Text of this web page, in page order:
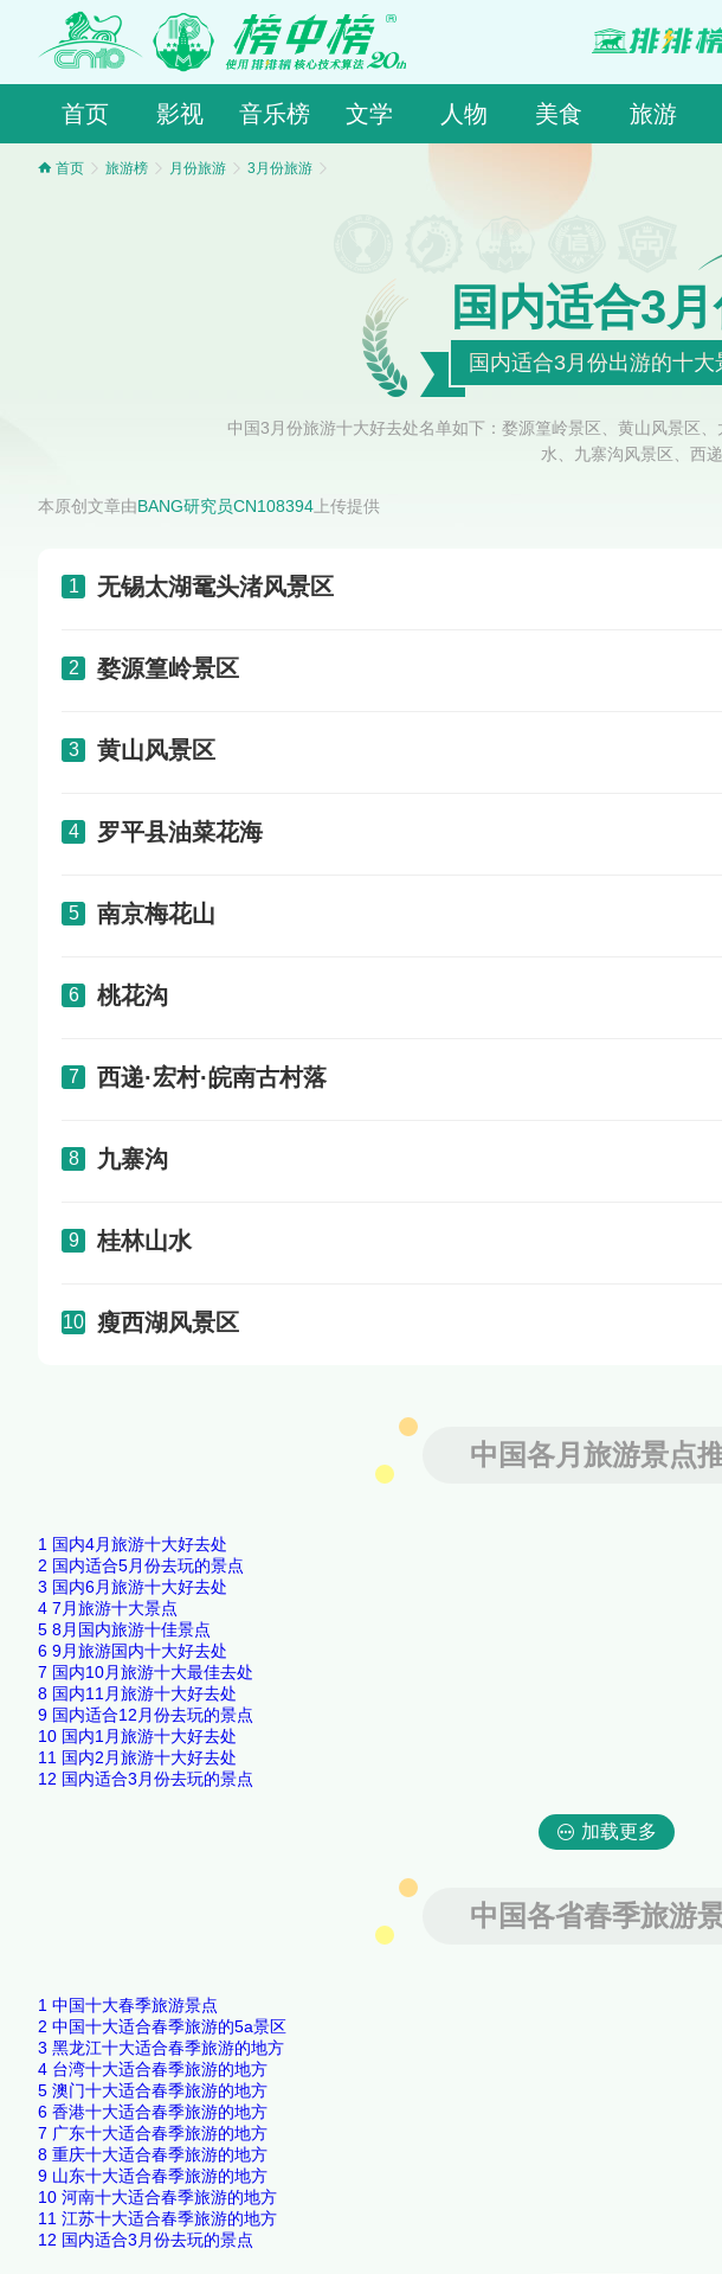
首页 影视 音乐榜 文学 人物 美食 旅游
首页 旅游榜 月份旅游 3月份旅游
国内适合3
国内适合3月份出游的十
中国3月份旅游十大好去处名单如下：婺源篁岭景区、黄山风景区
水、九寨沟风景区、西
本原创文章由BANG研究员CN108394上传提供
1 无锡太湖鼋头渚风景区
2 婺源篁岭景区
3 黄山风景区
4 罗平县油菜花海
5 南京梅花山
6 桃花沟
7 西递·宏村·皖南古村落
8 九寨沟
9 桂林山水
10 瘦西湖风景区
中国各月旅游景点
1 国内4月旅游十大好去处
2 国内适合5月份去玩的景点
3 国内6月旅游十大好去处
4 7月旅游十大景点
5 8月国内旅游十佳景点
6 9月旅游国内十大好去处
7 国内10月旅游十大最佳去处
8 国内11月旅游十大好去处
9 国内适合12月份去玩的景点
10 国内1月旅游十大好去处
11 国内2月旅游十大好去处
12 国内适合3月份去玩的景点
加载更多
中国各省春季旅游
1 中国十大春季旅游景点
2 中国十大适合春季旅游的5a景区
3 黑龙江十大适合春季旅游的地方
4 台湾十大适合春季旅游的地方
5 澳门十大适合春季旅游的地方
6 香港十大适合春季旅游的地方
7 广东十大适合春季旅游的地方
8 重庆十大适合春季旅游的地方
9 山东十大适合春季旅游的地方
10 河南十大适合春季旅游的地方
11 江苏十大适合春季旅游的地方
12 国内适合3月份去玩的景点